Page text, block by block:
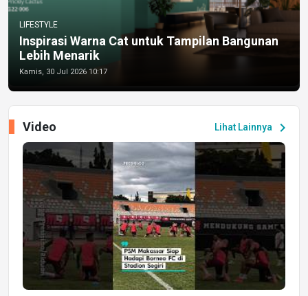
LIFESTYLE
Inspirasi Warna Cat untuk Tampilan Bangunan
Lebih Menarik
Kamis, 30 Jul 2026 10:17
Lihat Lainnya chevron_right
Video